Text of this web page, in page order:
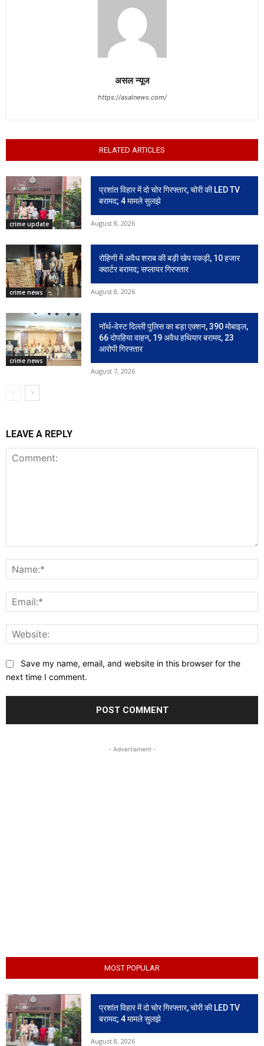
असल न्यूज
https://asalnews.com/
RELATED ARTICLES
crime update
प्रशांत विहार में दो चोर गिरफ्तार, चोरी की LED TV
बरामद; 4 मामले सुलझे
August 8, 2026
crime news
रोहिणी में अवैध शराब की बड़ी खेप पकड़ी, 10 हजार
क्वार्टर बरामद; सप्लायर गिरफ्तार
August 8, 2026
crime news
नॉर्थ-वेस्ट दिल्ली पुलिस का बड़ा एक्शन, 390 मोबाइल,
66 दोपहिया वाहन, 19 अवैध हथियार बरामद, 23
आरोपी गिरफ्तार
August 7, 2026
LEAVE A REPLY
Save my name, email, and website in this browser for the
next time I comment.
- Advertisment -
MOST POPULAR
प्रशांत विहार में दो चोर गिरफ्तार, चोरी की LED TV
बरामद; 4 मामले सुलझे
August 8, 2026